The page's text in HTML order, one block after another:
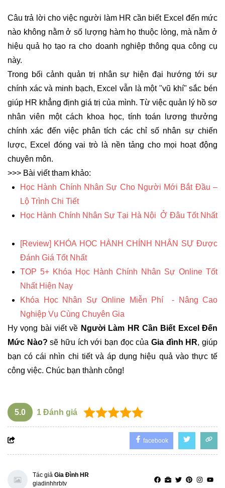
Câu trả lời cho việc người làm HR cần biết Excel đến mức
nào không nằm ở số lượng hàm họ thuộc lòng, mà nằm ở
hiệu quả họ tạo ra cho doanh nghiệp thông qua công cụ
này.
Trong bối cảnh quản trị nhân sự hiện đại hướng tới sự
chính xác và minh bạch, Excel vẫn là một "vũ khí" sắc bén
giúp HR khẳng định giá trị của mình. Từ việc quản lý hồ sơ
nhân viên một cách khoa học, tính toán lương thưởng
chính xác đến việc phân tích các chỉ số nhân sự chiến
lược, Excel đóng vai trò là nền tảng cho mọi hoạt động
chuyên môn.
>>> Bài viết tham khảo:
Học Hành Chính Nhân Sự Cho Người Mới Bắt Đầu –
Lộ Trình Chi Tiết
Học Hành Chính Nhân Sự Tại Hà Nội Ở Đâu Tốt Nhất
[Review] KHÓA HỌC HÀNH CHÍNH NHÂN SỰ Được
Đánh Giá Tốt Nhất
TOP 5+ Khóa Học Hành Chính Nhân Sự Online Tốt
Nhất Hiện Nay
Khóa Học Nhân Sự Online Miễn Phí
- Nâng Cao
Nghiệp Vụ Cùng Chuyên Gia
Hy vọng bài viết về Người Làm HR Cần Biết Excel Đến
Mức Nào?sẽ hữu ích với bạn đọc củaGia đình HR, giúp
bạn có cái nhìn chi tiết và áp dụng hiệu quả vào thực tế
công việc. Chúc bạn thành công!
5.0 1 Đánh giá
facebook
Tác giả Gia Đình HR
giadinhhrbtv